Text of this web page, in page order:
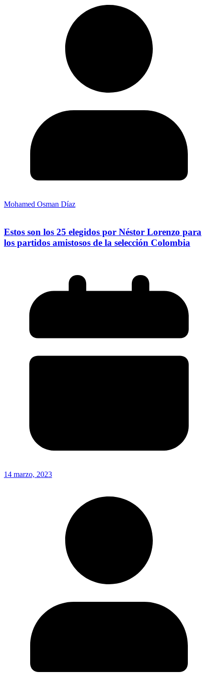
Mohamed Osman Díaz
Estos son los 25 elegidos por Néstor Lorenzo para
los partidos amistosos de la selección Colombia
14 marzo, 2023